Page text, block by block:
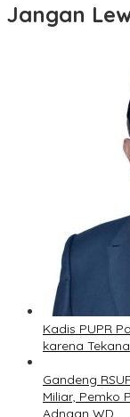
Jangan
Kadis PUPR
karena
Gandeng
Miliar, Pemko
Adnaan WD